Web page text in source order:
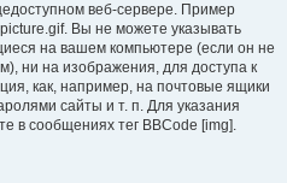
веб-сервере. Пример
Вы не можете указывать
на вашем компьютере (если он не
ни на изображения, для доступа к
как, например, на почтовые ящики
сайты и т. п. Для указания
в сообщениях тег BBCode [img].